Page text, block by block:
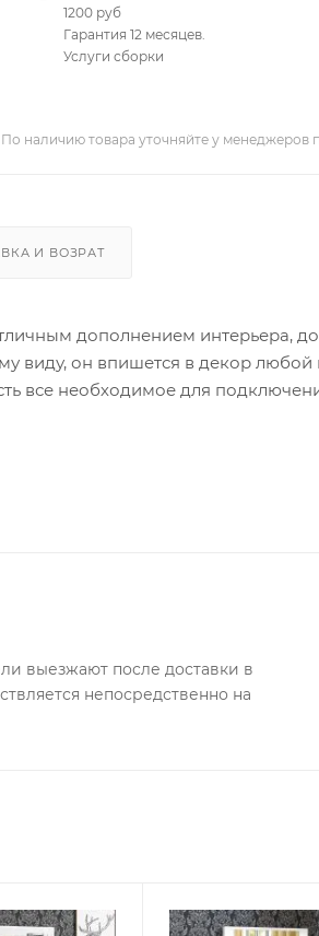
1200 руб
Гарантия 12 месяцев.
Услуги сборки
По наличию товара уточняйте у менеджеров
И ВОЗРАТ
дополнением интерьера,
виду, он впишется в декор любой
все необходимое для
выезжают после доставки в
непосредственно на